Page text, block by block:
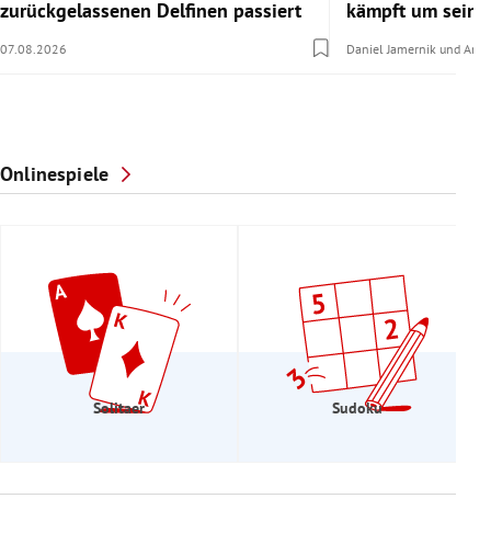
zurückgelassenen Delfinen passiert
07.08.2026
kämpft um
Daniel Jamernik und
Onlinespiele
Solitaer Sudoku